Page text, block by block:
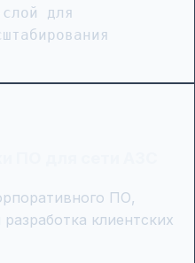
для
ПО,
клиентских